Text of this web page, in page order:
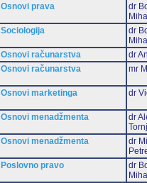
Osnovi prava
dr
Sociologija
dr
Osnovi računarstva
dr
Osnovi računarstva mr
Osnovi marketinga dr
Osnovi menadžmenta
dr
Osnovi menadžmenta
dr
Poslovno pravo
dr